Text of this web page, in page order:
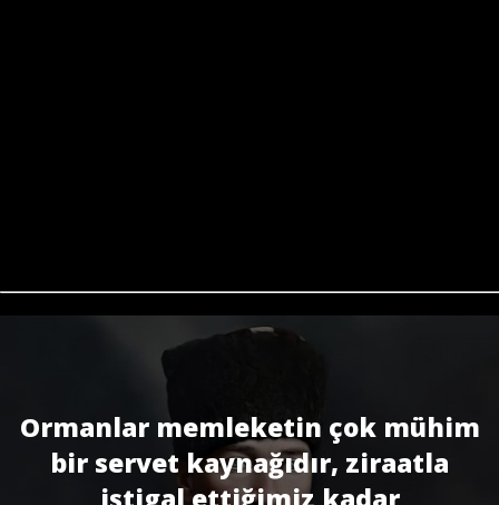
Ormanlar memleketin çok mühim
bir servet kaynağıdır, ziraatla